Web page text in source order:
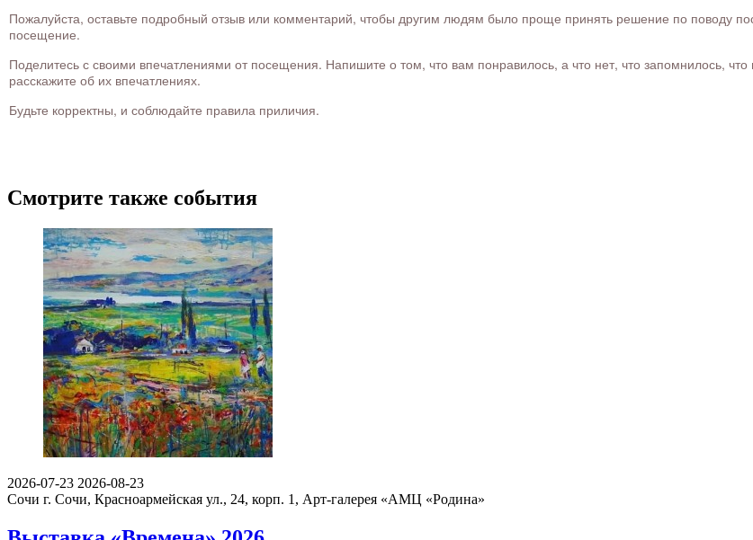
Пожалуйста, оставьте подробный отзыв или комментарий, чтобы другим людям было проще принять решение по поводу
посещение.
Поделитесь с своими впечатлениями от посещения. Напишите о том, что вам понравилось, а что нет, что запомнилось,
расскажите об их впечатлениях.
Будьте корректны, и соблюдайте правила приличия.
Смотрите также события
2026-07-23 2026-08-23
Сочи г. Сочи, Красноармейская ул., 24, корп. 1, Арт-галерея «АМЦ «Родина»